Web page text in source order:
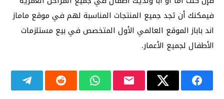
فيمكنك أن تجد جميع المنتجات المناسبة لهم في موقع ماماز
اند باباز الموقع العالمي الأول المتخصص في بيع مستلزمات
الأطفال لجميع الأعمار.